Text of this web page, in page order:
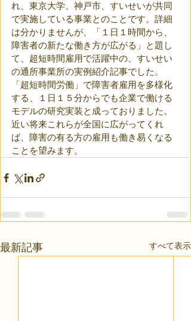
れ、東京大学、神戸市、すいせいが共同
で実施している事業とのことです。詳細
は分かりませんが、「１日１時間から、
障害者の新たな働き方が広がる」と題し
て、超短時間雇用で活躍中の、すいせい
の通所事業所の実例紹介記事でした。
「超短時間労働」で障害者雇用を多様化
する、１日１５分からでも企業で働ける
モデルの研究実装と成っておりました。
近い将来これらが全国に広がってくれ
ば、障害の有る方の雇用も働き易くなる
ことを望みます。
最新記事 すべて表示